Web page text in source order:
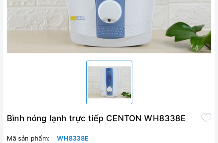
Bình nóng lạnh trực tiếp CENTON WH8338E
Mã sản phẩm:
WH8338E